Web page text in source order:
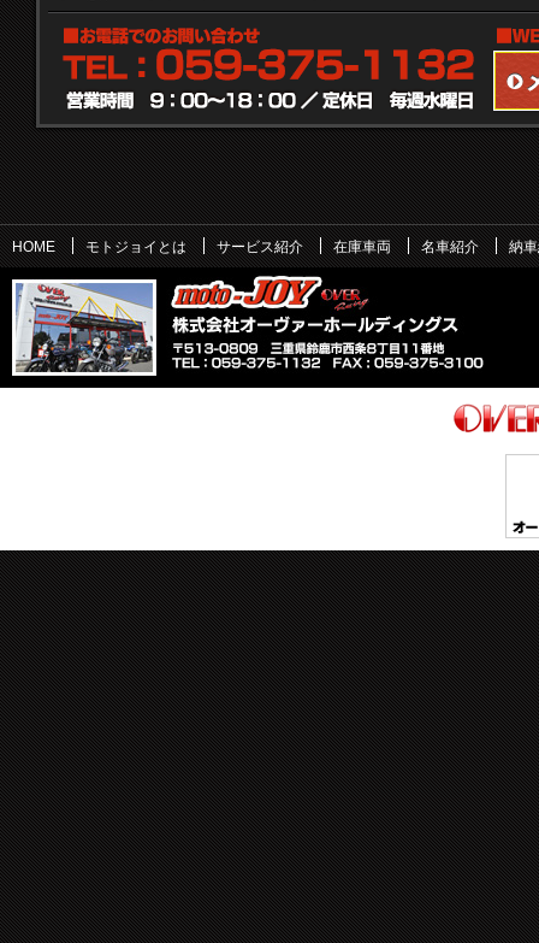
HOME モトジョイとは サービス紹介 在庫車両 名車紹介 納